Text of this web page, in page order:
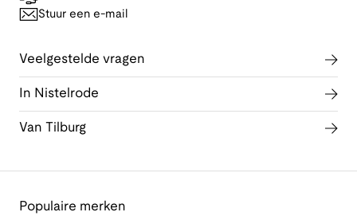
Stuur een e-mail
Veelgestelde vragen
In Nistelrode
Van Tilburg
Populaire merken